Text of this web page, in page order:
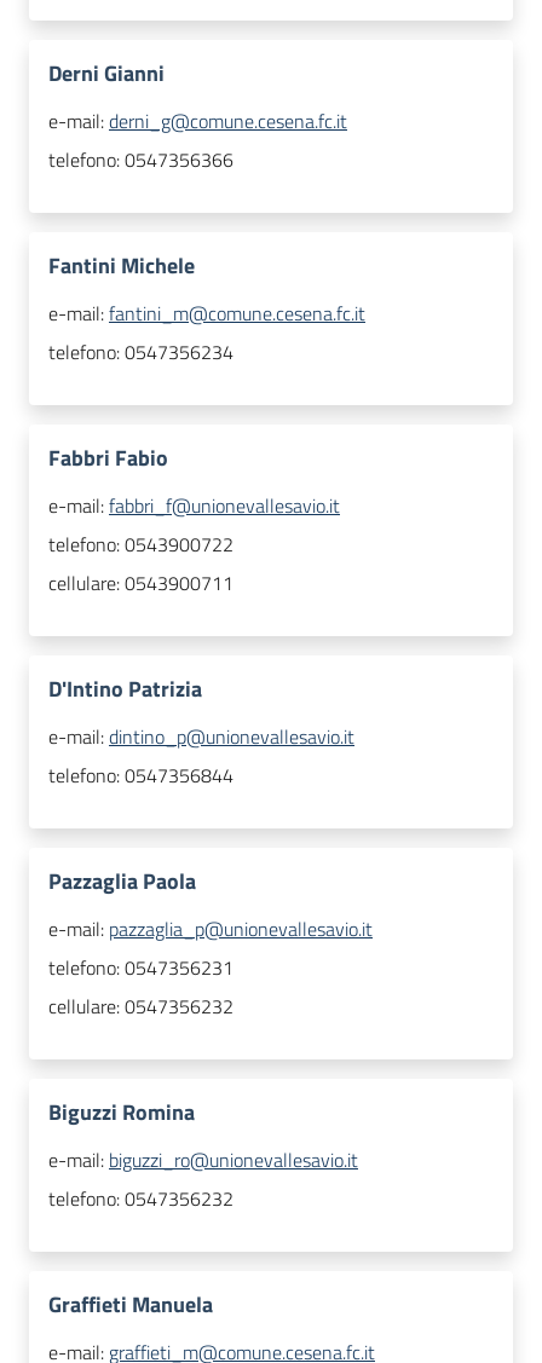
Derni Gianni
e-mail:derni_g@comune.cesena.fc.it
telefono:0547356366
Fantini Michele
e-mail:fantini_m@comune.cesena.fc.it
telefono:0547356234
Fabbri Fabio
e-mail:fabbri_f@unionevallesavio.it
telefono:0543900722
cellulare:0543900711
D'Intino Patrizia
e-mail:dintino_p@unionevallesavio.it
telefono:0547356844
Pazzaglia Paola
e-mail: pazzaglia_p@unionevallesavio.it
telefono:0547356231
cellulare:0547356232
Biguzzi Romina
e-mail: biguzzi_ro@unionevallesavio.it
telefono:0547356232
Graffieti Manuela
e-mail: graffieti_m@comune.cesena.fc.it